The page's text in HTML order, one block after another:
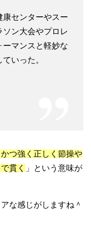
康センターやスー
ン大会やプロレ
ーマンスと軽妙な
いった。
つ強く正しく節操や
貫く
」という意味が
な感じがしますね＾